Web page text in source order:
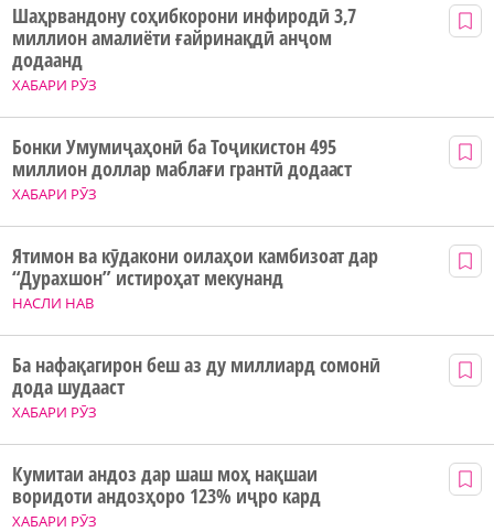
ХАБАРИ РӮЗ
Шаҳрвандону соҳибкорони инфиродӣ 3,7
миллион амалиёти ғайринақдӣ анҷом
додаанд
ХАБАРИ РӮЗ
Бонки Умумиҷаҳонӣ ба Тоҷикистон 495
миллион доллар маблағи грантӣ додааст
НАСЛИ НАВ
Ятимон ва кӯдакони оилаҳои камбизоат дар
“Дурахшон” истироҳат мекунанд
ХАБАРИ РӮЗ
Ба нафақагирон беш аз ду миллиард сомонӣ
дода шудааст
ХАБАРИ РӮЗ
Кумитаи андоз дар шаш моҳ нақшаи
воридоти андозҳоро 123% иҷро кард